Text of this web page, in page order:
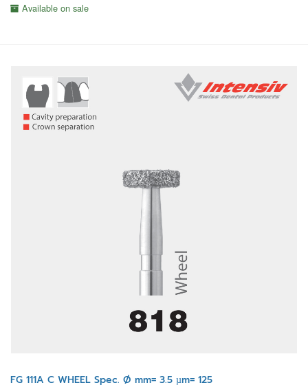
Available on sale
FG 111A C WHEEL Spec. Ø mm= 3.5 µm= 125